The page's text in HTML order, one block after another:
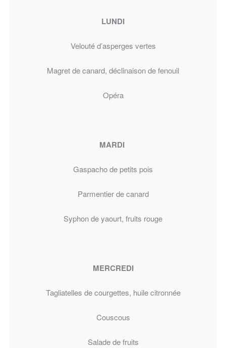
LUNDI
Velouté d’asperges vertes
Magret de canard, déclinaison de fenouil
Opéra
MARDI
Gaspacho de petits pois
Parmentier de canard
Syphon de yaourt, fruits rouge
MERCREDI
Tagliatelles de courgettes, huile citronnée
Couscous
Salade de fruits